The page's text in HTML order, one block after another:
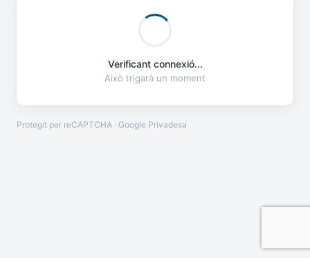
Verificant connexió...
Això trigarà un moment
Protegit per reCAPTCHA · Google Privadesa